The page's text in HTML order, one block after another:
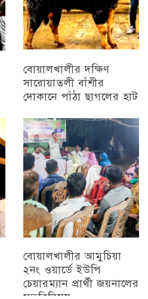
বোয়ালখালীর দক্ষিণ
সারোয়াতলী বাঁশীর
দোকানে পাঁঠা ছাগলের হাট
চট্টগ্রাম
বোয়ালখালীর আমুচিয়া
২নং ওয়ার্ডে ইউপি
চেয়ারম্যান প্রার্থী জয়নালের